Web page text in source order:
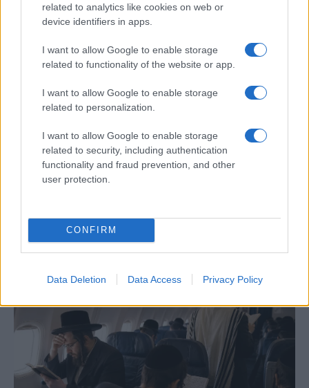
related to analytics like cookies on web or
device identifiers in apps.
I want to allow Google to enable storage
related to functionality of the website or app.
I want to allow Google to enable storage
related to personalization.
I want to allow Google to enable storage
related to security, including authentication
functionality and fraud prevention, and other
user protection.
CONFIRM
Data Deletion Data Access Privacy Policy
Báruch háSém! Épségben találtak rá a 11